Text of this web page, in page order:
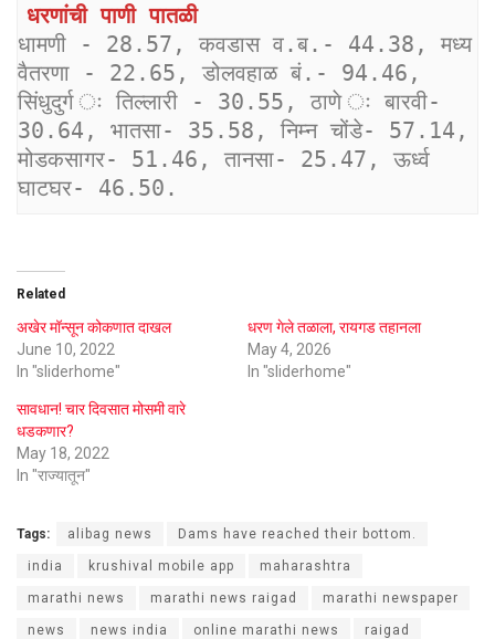
धरणांची पाणी पातळी
धामणी - 28.57, कवडास व.ब.- 44.38, मध्य
वैतरणा - 22.65, डोलवहाळ बं.- 94.46,
सिंधुदुर्ग ः तिल्लारी - 30.55, ठाणे ः बारवी-
30.64, भातसा- 35.58, निम्न चोंडे- 57.14,
मोडकसागर- 51.46, तानसा- 25.47, ऊर्ध्व
घाटघर- 46.50.
Related
अखेर मॉन्सून कोकणात दाखल
June 10, 2022
In "sliderhome"
धरण गेले तळाला, रायगड तहानला
May 4, 2026
In "sliderhome"
सावधान! चार दिवसात मोसमी वारे
धडकणार?
May 18, 2022
In "राज्यातून"
Tags: alibag news Dams have reached their bottom.
india krushival mobile app maharashtra
marathi news marathi news raigad marathi newspaper
news news india online marathi news raigad